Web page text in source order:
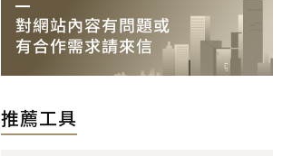
推薦工具